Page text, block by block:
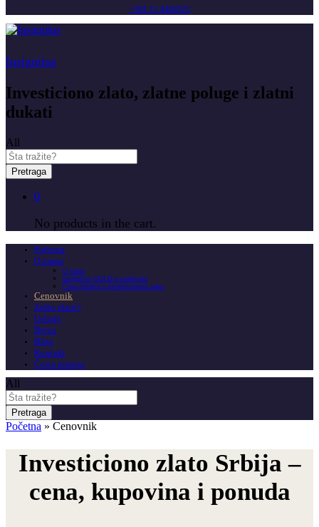
+381 11 4404521
Insignitus
Investiciono zlato, zlatne poluge i zlatni
dukati
All
Pretraga
0
No products in the cart.
Početna
O nama
O nama
Insignitus GOLD u medijima
Česta pitanja o investicionom zlatu
Cenovnik
Zašto zlato?
Usluge
Berza
Blog
Kontakt
Česta pitanja
All
Pretraga
Početna » Cenovnik
Investiciono zlato Srbija –
cena, kupovina i ponuda